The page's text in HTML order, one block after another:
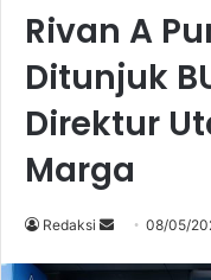
Rivan A
Ditunjuk
Direktur
Marga
Redaksi
Send08/05/